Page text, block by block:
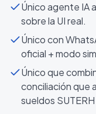
Único agente IA
sobre la UI real.
Único con
oficial + modo
Único que
conciliación que
sueldos